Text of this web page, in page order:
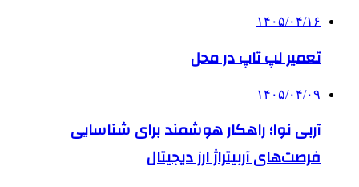
۱۴۰۵/۰۴/۱۶
تعمیر لپ تاپ در محل
۱۴۰۵/۰۴/۰۹
آربی نوا؛ راهکار هوشمند برای شناسایی
فرصت‌های آربیتراژ ارز دیجیتال